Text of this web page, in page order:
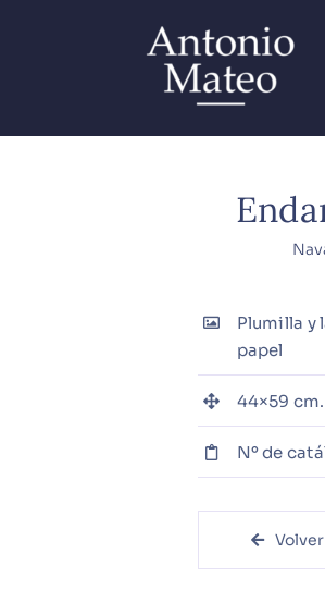
Plumilla y
papel
44×59 cm.
Nº de